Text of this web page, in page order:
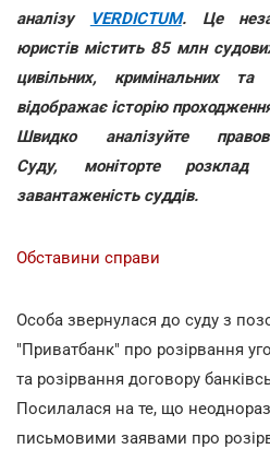
аналізу
VERDICTUM. Це
юристів містить 85 млн
цивільних, кримінальних та
відображає історію
Швидко аналізуйте
Суду, моніторте розклад
завантаженість суддів.
Обставини справи
Особа звернулася до суду з
"Приватбанк" про розірвання
та розірвання договору
Посилалася на те, що
письмовими заявами про